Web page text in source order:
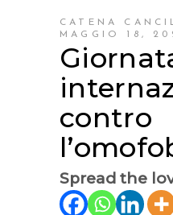
CATENA
MAGGIO 18,
contro
Spread the